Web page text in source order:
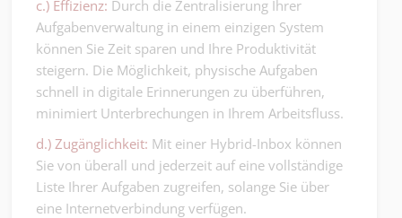
c.) Effizienz: Durch die Zentralisierung Ihrer
Aufgabenverwaltung in einem einzigen System
können Sie Zeit sparen und Ihre Produktivität
steigern. Die Möglichkeit, physische Aufgaben
schnell in digitale Erinnerungen zu überführen,
minimiert Unterbrechungen in Ihrem Arbeitsfluss.
d.) Zugänglichkeit: Mit einer Hybrid-Inbox können
Sie von überall und jederzeit auf eine vollständige
Liste Ihrer Aufgaben zugreifen, solange Sie über
eine Internetverbindung verfügen.